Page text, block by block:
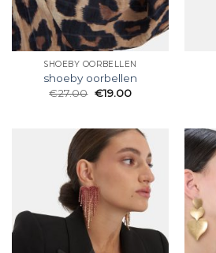
SHOEBY OORBELLEN
shoeby oorbellen
€27.00 €19.00